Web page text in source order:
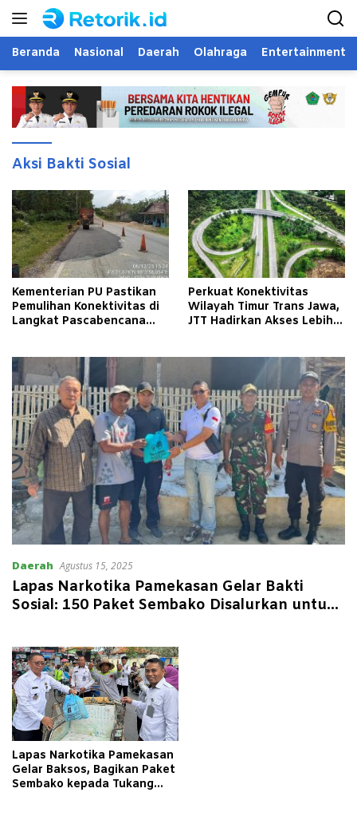
Langsung
Beranda Nasional Daerah Olahraga Entertainment
Aksi Bakti Sosial
Kementerian PU Pastikan
Pemulihan Konektivitas di
Langkat Pascabencana
Perkuat Konektivitas
Wilayah Timur Trans Jawa,
JTT Hadirkan Akses Lebih
Daerah Agustus 15, 2025
Lapas Narkotika Pamekasan Gelar Bakti
Sosial: 150 Paket Sembako Disalurkan untuk
Lapas Narkotika Pamekasan
Gelar Baksos, Bagikan Paket
Sembako kepada Tukang